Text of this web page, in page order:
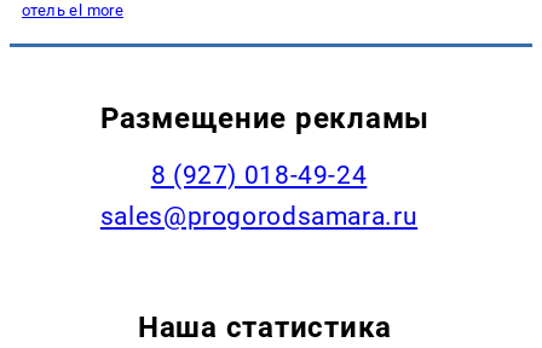
отель el more
Размещение рекламы
8 (927) 018-49-24
sales@progorodsamara.ru
Наша статистика